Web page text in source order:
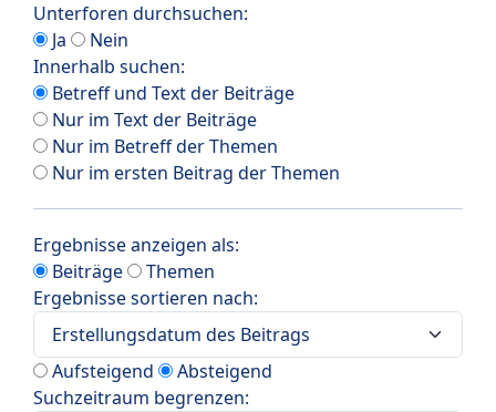
Unterforen durchsuchen:
Ja
Nein
Innerhalb suchen:
Betreff und Text der Beiträge
Nur im Text der Beiträge
Nur im Betreff der Themen
Nur im ersten Beitrag der Themen
Ergebnisse anzeigen als:
Beiträge
Themen
Ergebnisse sortieren nach:
Aufsteigend
Absteigend
Suchzeitraum begrenzen: